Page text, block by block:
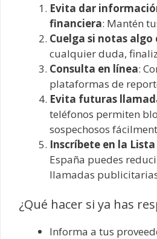
Evita dar
financiera: Mantén
Cuelga si notas
cualquier duda,
Consulta en línea:
plataformas de
Evita futuras
teléfonos permiten
sospechosos
Inscríbete en la
España puedes
llamadas
¿Qué hacer si ya has
Informa a tus